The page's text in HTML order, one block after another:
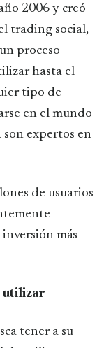
2006 y creó
trading social,
proceso
hasta el
tipo de
en el mundo
son expertos en
de usuarios
más
utilizar
tener a su